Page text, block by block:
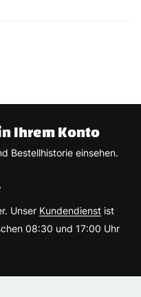
Ihrem Konto
Bestellhistorie einsehen.
Unser Kundendienst ist
08:30 und 17:00 Uhr